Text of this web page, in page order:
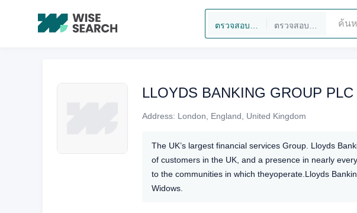
LLOYDS BANKING GROUP PLC
Address: London, England, United Kingdom
The UK’s largest financial services Group. Lloyds
of customers in the UK, and a presence in nearly
to the communities in which theyoperate.Lloyds
Widows.